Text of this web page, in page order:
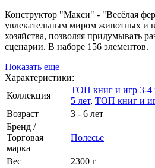
Конструктор "Макси" - "Весёлая
увлекательным миром животных и
хозяйства, позволяя придумывать
сценарии. В наборе 156 элементов.
Показать еще
Характеристики:
Коллекция
ТОП книг и игр 3-4
5 лет, ТОП книг и
Возраст
3 - 6 лет
Бренд /
Торговая
марка
Полесье
Вес
2300 г